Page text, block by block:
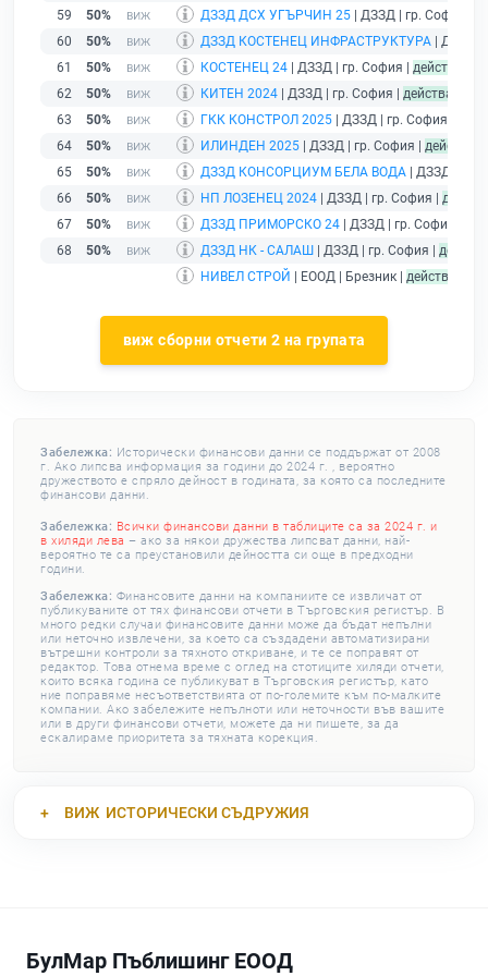
59
50% ДЗЗД ДСХ УГЪРЧИН 25 | ДЗЗД | гр. София |
60
50% ДЗЗД КОСТЕНЕЦ ИНФРАСТРУКТУРА | ДЗЗД |
61
50% КОСТЕНЕЦ 24 | ДЗЗД | гр. София | действащ
62
50% КИТЕН 2024 | ДЗЗД | гр. София | действащ
63
50% ГКК КОНСТРОЛ 2025 | ДЗЗД | гр. София |
64
50% ИЛИНДЕН 2025 | ДЗЗД | гр. София | действащ
65
50% ДЗЗД КОНСОРЦИУМ БЕЛА ВОДА | ДЗЗД | гр.
66
50% НП ЛОЗЕНЕЦ 2024 | ДЗЗД | гр. София |
67
50% ДЗЗД ПРИМОРСКО 24 | ДЗЗД | гр. София |
68
50% ДЗЗД НК - САЛАШ | ДЗЗД | гр. София |
НИВЕЛ СТРОЙ
| ЕООД | Брезник | действащ
виж сборни отчети 2 на групата
Забележка: Исторически финансови данни се поддържат от 2008
г. Ако липсва информация за години до 2024 г. , вероятно
дружеството е спряло дейност в годината, за която са последните
финансови данни.
Забележка: Всички финансови данни в таблиците са за 2024 г. и
в хиляди лева – ако за някои дружества липсват данни, най-
вероятно те са преустановили дейността си още в предходни
години.
Забележка: Финансовите данни на компаниите се извличат от
публикуваните от тях финансови отчети в Търговския регистър. В
много редки случаи финансовите данни може да бъдат непълни
или неточно извлечени, за което са създадени автоматизирани
вътрешни контроли за тяхното откриване, и те се поправят от
редактор. Това отнема време с оглед на стотиците хиляди отчети,
които всяка година се публикуват в Търговския регистър, като
ние поправяме несъответствията от по-големите към по-малките
компании. Ако забележите непълноти или неточности във вашите
или в други финансови отчети, можете да ни пишете, за да
ескалираме приоритета за тяхната корекция.
ВИЖ ИСТОРИЧЕСКИ СЪДРУЖИЯ
БулМар Пъблишинг ЕООД